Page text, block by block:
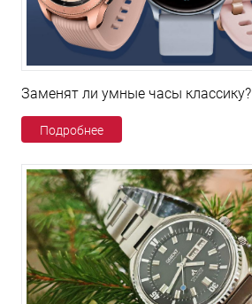
Заменят ли умные часы классику?
Подробнее